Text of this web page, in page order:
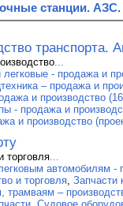
станции.
транспорта.
...
- продажа и
– продажа и
и производство
- продажа и
и производство
торговля...
автомобилям -
и торговля, Запчасти
трамваям –